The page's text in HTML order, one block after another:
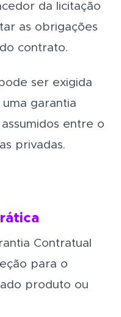
da licitação
as obrigações
contrato.
ser exigida
garantia
entre o
privadas.
Contratual
para o
produto ou